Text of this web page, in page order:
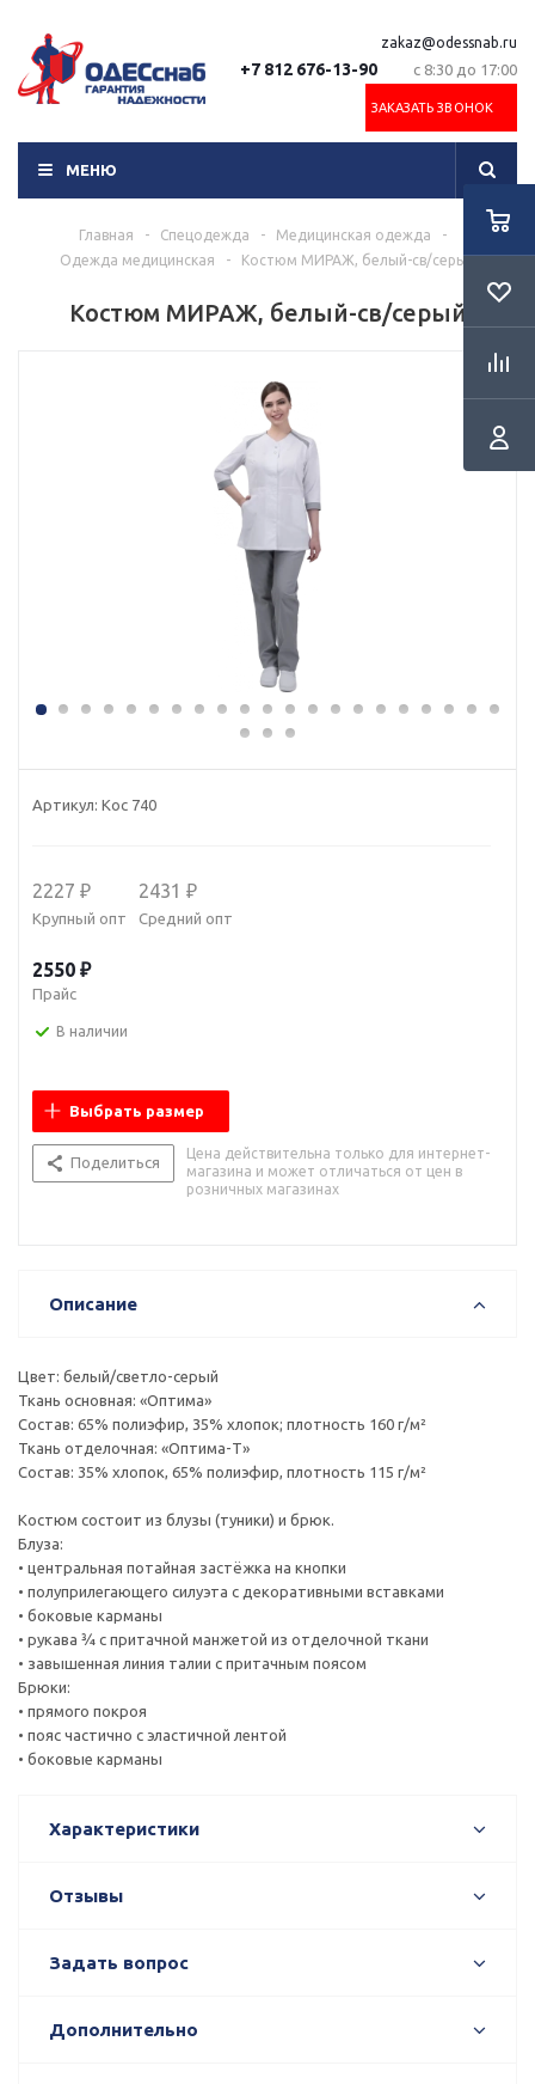
+7 812 676-13-90
zakaz@odessnab.ru
с 8:30 до 17:00
ЗАКАЗАТЬ ЗВОНОК
МЕНЮ
Главная - Спецодежда - Медицинская одежда
-
Одежда медицинская
- Костюм МИРАЖ, белый-св/серый
Костюм МИРАЖ, белый-св/серый
Артикул: Кос 740
2227 ₽
Крупный опт
2431 ₽
Средний опт
2550 ₽
Прайс
В наличии
Выбрать размер
Поделиться
Цена действительна только для интернет-
магазина и может отличаться от цен в
розничных магазинах
Описание
Цвет: белый/светло-серый
Ткань основная: «Оптима»
Состав: 65% полиэфир, 35% хлопок; плотность 160 г/м²
Ткань отделочная: «Оптима-Т»
Состав: 35% хлопок, 65% полиэфир, плотность 115 г/м²
Костюм состоит из блузы (туники) и брюк.
Блуза:
• центральная потайная застёжка на кнопки
• полуприлегающего силуэта с декоративными вставками
• боковые карманы
• рукава ¾ с притачной манжетой из отделочной ткани
• завышенная линия талии с притачным поясом
Брюки:
• прямого покроя
• пояс частично с эластичной лентой
• боковые карманы
Характеристики
Отзывы
Задать вопрос
Дополнительно